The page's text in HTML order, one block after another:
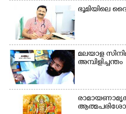
ഭൂ​മി​യി​ലെ​
മലയാള
അമ്പിളിച്ചന്തം